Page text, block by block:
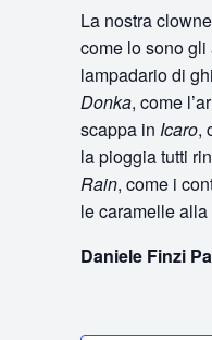
La nostra
come lo sono
lampadario di
Donka, come
scappa in Icaro,
la pioggia tutti
Rain, come i
le caramelle
Daniele Finzi